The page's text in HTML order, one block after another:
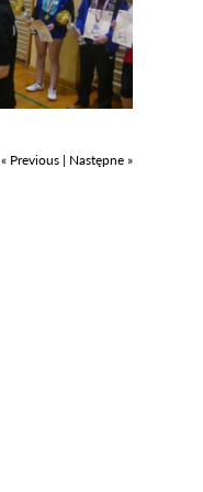
« Previous | Następne »